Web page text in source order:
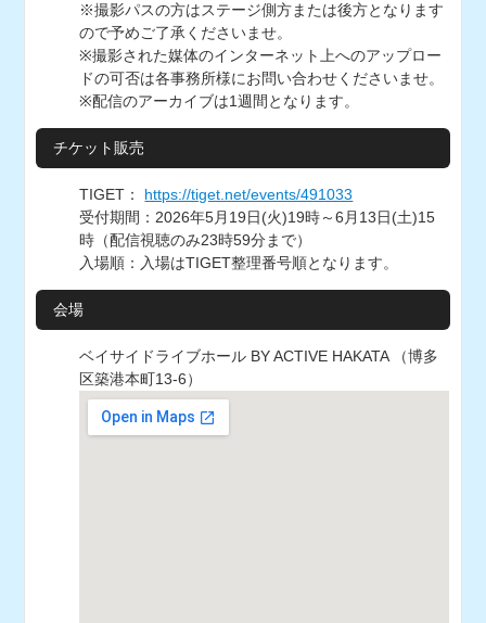
※撮影パスの方はステージ側方または後方となります
ので予めご了承くださいませ。
※撮影された媒体のインターネット上へのアップロー
ドの可否は各事務所様にお問い合わせくださいませ。
※配信のアーカイブは1週間となります。
チケット販売
TIGET： https://tiget.net/events/491033
受付期間：2026年5月19日(火)19時～6月13日(土)15
時（配信視聴のみ23時59分まで）
入場順：入場はTIGET整理番号順となります。
会場
ベイサイドライブホール BY ACTIVE HAKATA （博多
区築港本町13-6）